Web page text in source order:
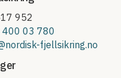
952
400 03 780
fjellsikring.no